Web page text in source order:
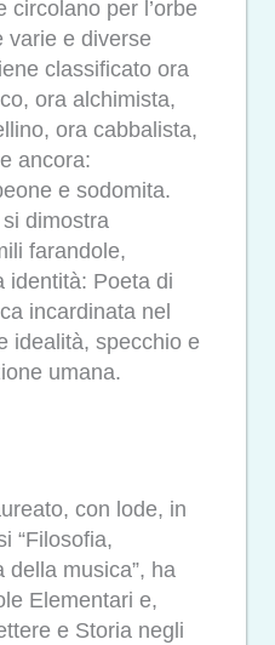
circolano per l’orbe
varie e diverse
classificato ora
ora alchimista,
ora cabbalista,
ancora:
e sodomita.
dimostra
farandole,
identità: Poeta di
incardinata nel
idealità, specchio e
umana.
con lode, in
“Filosofia,
della musica”, ha
Elementari e,
e Storia negli